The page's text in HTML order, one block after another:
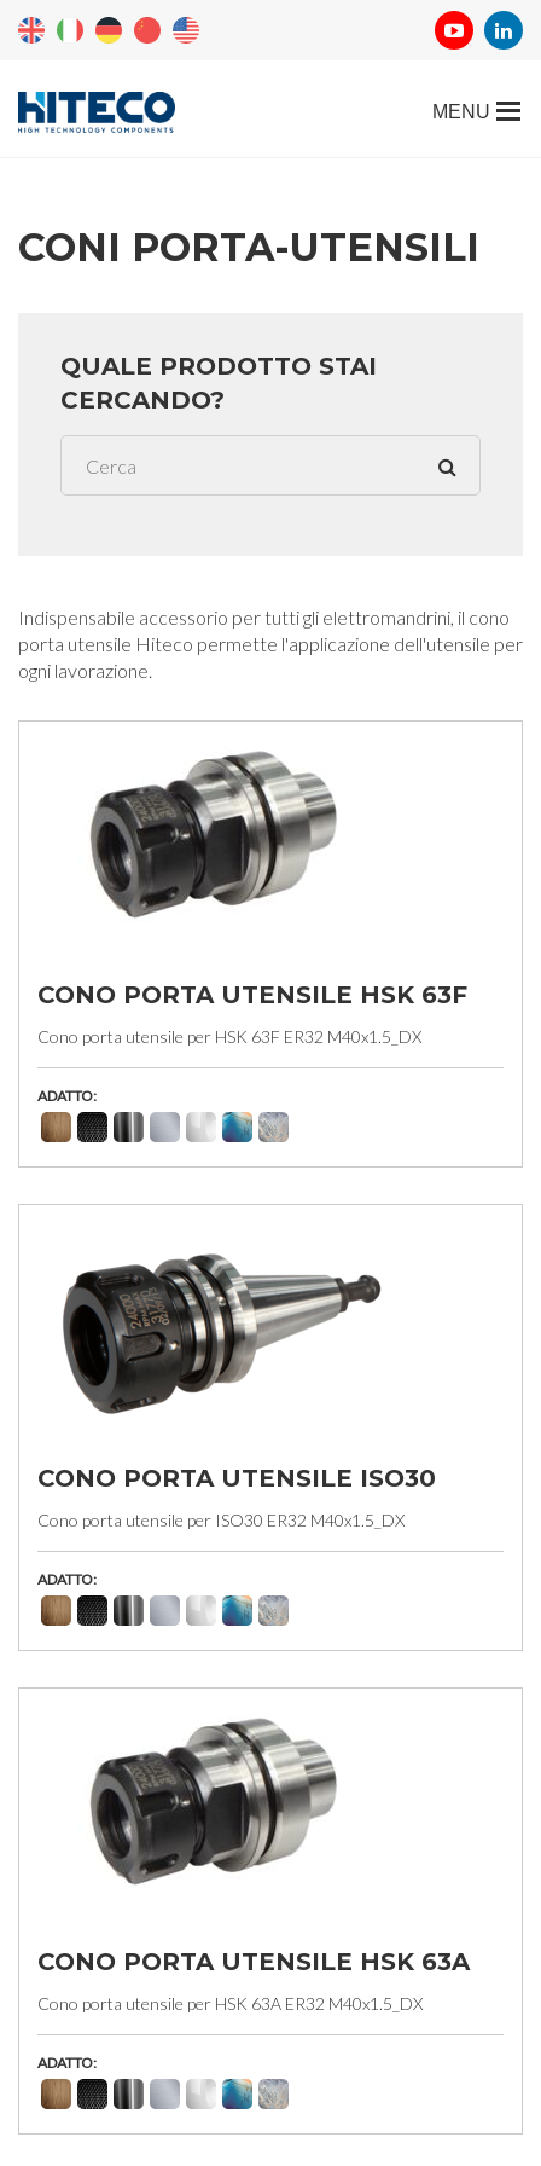
CONI PORTA-UTENSILI
QUALE PRODOTTO STAI
CERCANDO?
Indispensabile accessorio per tutti gli elettromandrini, il cono
porta utensile Hiteco permette l'applicazione dell'utensile per
ogni lavorazione.
CONO PORTA UTENSILE HSK 63F
Cono porta utensile per HSK 63F ER32 M40x1.5_DX
ADATTO:
CONO PORTA UTENSILE ISO30
Cono porta utensile per ISO30 ER32 M40x1.5_DX
ADATTO:
CONO PORTA UTENSILE HSK 63A
Cono porta utensile per HSK 63A ER32 M40x1.5_DX
ADATTO: